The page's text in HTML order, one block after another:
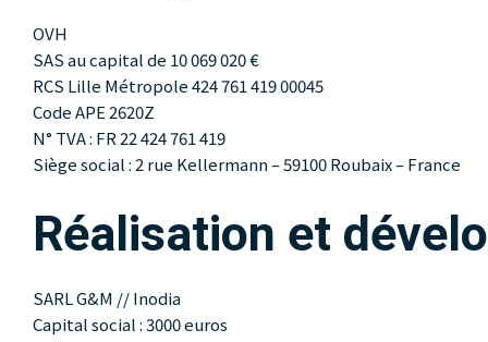
OVH
SAS au capital de 10 069 020 €
RCS Lille Métropole 424 761 419 00045
Code APE 2620Z
N° TVA : FR 22 424 761 419
Siège social : 2 rue Kellermann – 59100 Roubaix – France
Réalisation et
SARL G&M // Inodia
Capital social : 3000 euros